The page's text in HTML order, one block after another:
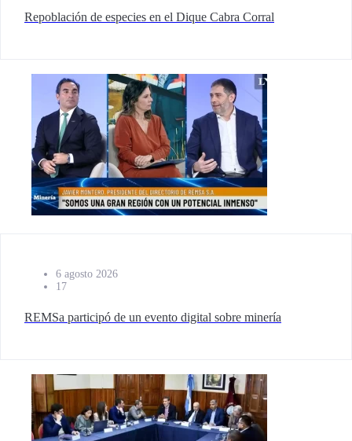
Repoblación de especies en el Dique Cabra Corral
6 agosto 2026
17
REMSa participó de un evento digital sobre minería